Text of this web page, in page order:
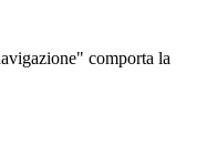
comporta la